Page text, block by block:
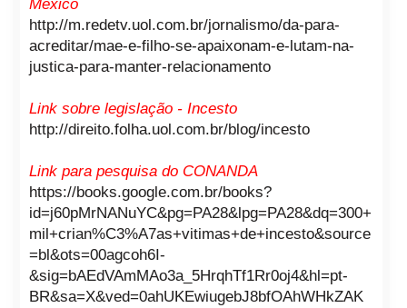
México
http://m.redetv.uol.com.br/jornalismo/da-para-
acreditar/mae-e-filho-se-apaixonam-e-lutam-na-
justica-para-manter-relacionamento
Link sobre legislação - Incesto
http://direito.folha.uol.com.br/blog/incesto
Link para pesquisa do CONANDA
https://books.google.com.br/books?
id=j60pMrNANuYC&pg=PA28&lpg=PA28&dq=300+
mil+crian%C3%A7as+vitimas+de+incesto&source
=bl&ots=00agcoh6I-
&sig=bAEdVAmMAo3a_5HrqhTf1Rr0oj4&hl=pt-
BR&sa=X&ved=0ahUKEwiugebJ8bfOAhWHkZAK